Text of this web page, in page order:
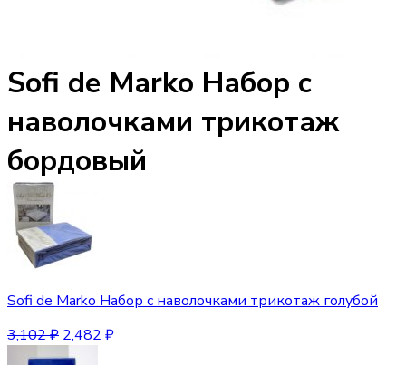
Sofi de Marko Набор с
наволочками трикотаж
бордовый
Sofi de Marko Набор с наволочками трикотаж голубой
3,102₽ 2,482 ₽